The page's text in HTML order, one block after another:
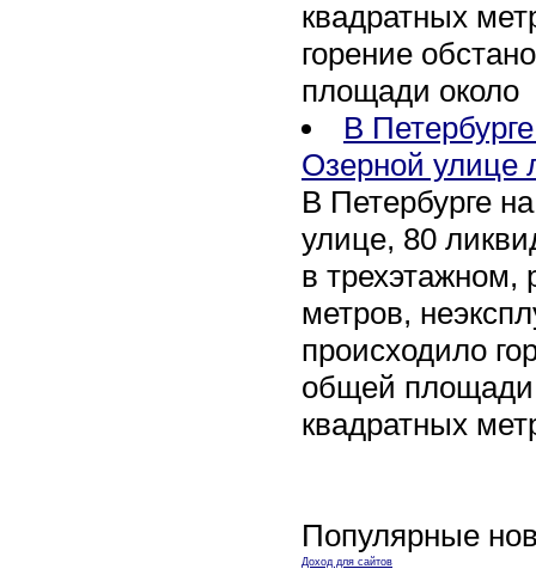
квадратных
горение
площади около
В
Озерной улице
В Петербурге
улице, 80
в трехэтажном,
метров,
происходило
общей площади
квадратных
Популярные
Доход для сайтов